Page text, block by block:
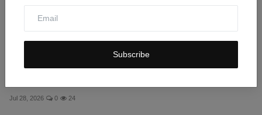
Subscribe
Qualcomm Naikkan Harga Snapdragon: Dampak
Jul 28, 2026 0 24